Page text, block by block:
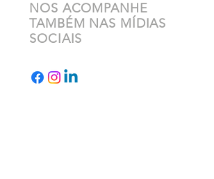
NOS ACOMPANHE
TAMBÉM NAS MÍDIAS
SOCIAIS